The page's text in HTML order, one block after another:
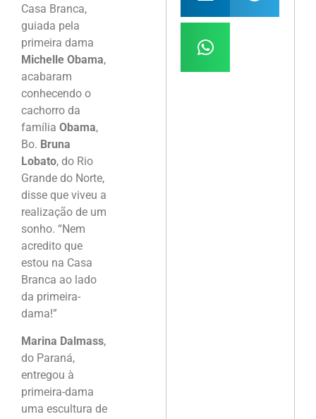
Casa Branca,
guiada pela
primeira dama
Michelle Obama,
acabaram
conhecendo o
cachorro da
família Obama,
Bo. Bruna
Lobato, do Rio
Grande do Norte,
disse que viveu a
realização de um
sonho. “Nem
acredito que
estou na Casa
Branca ao lado
da primeira-
dama!”
Marina Dalmass,
do Paraná,
entregou à
primeira-dama
uma escultura de